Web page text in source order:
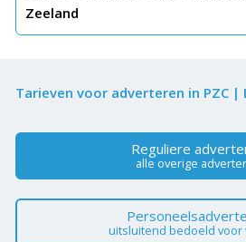
Zeeland
Tarieven voor adverteren in PZC |
Reguliere
alle overige
uitsluitend bedoeld voor